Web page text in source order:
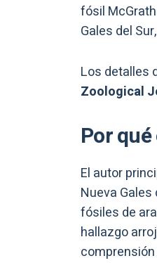
fósil
Gales del Sur,
Los detalles
Zoological
Por
El autor
Nueva
fósiles de
hallazgo
comprensión